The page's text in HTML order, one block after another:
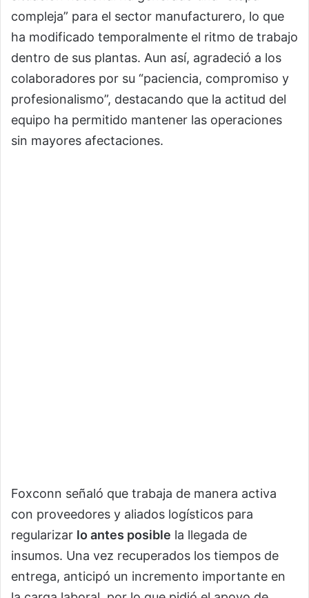
compleja” para el sector manufacturero, lo que
ha modificado temporalmente el ritmo de trabajo
dentro de sus plantas. Aun así, agradeció a los
colaboradores por su “paciencia, compromiso y
profesionalismo”, destacando que la actitud del
equipo ha permitido mantener las operaciones
sin mayores afectaciones.
Foxconn señaló que trabaja de manera activa
con proveedores y aliados logísticos para
regularizar lo antes posible la llegada de
insumos. Una vez recuperados los tiempos de
entrega, anticipó un incremento importante en